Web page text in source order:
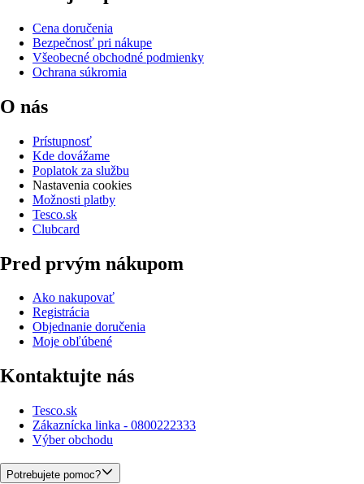
Cena doručenia
Bezpečnosť pri nákupe
Všeobecné obchodné podmienky
Ochrana súkromia
O nás
Prístupnosť
Kde dovážame
Poplatok za službu
Nastavenia cookies
Možnosti platby
Tesco.sk
Clubcard
Pred prvým nákupom
Ako nakupovať
Registrácia
Objednanie doručenia
Moje obľúbené
Kontaktujte nás
Tesco.sk
Zákaznícka linka - 0800222333
Výber obchodu
Potrebujete pomoc?